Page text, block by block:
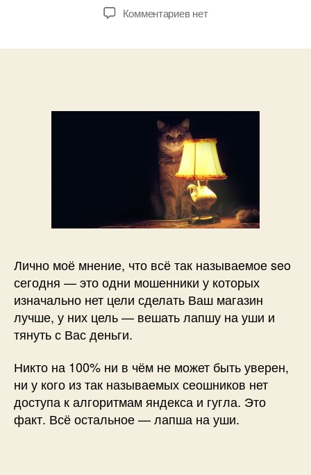
Комментариевк
в
современном
виде
—
это
зло?!
нет
Лично моё мнение, что всё так называемое seo
сегодня — это одни мошенники у которых
изначально нет цели сделать Ваш магазин
лучше, у них цель — вешать лапшу на уши и
тянуть с Вас деньги.
Никто на 100% ни в чём не может быть уверен,
ни у кого из так называемых сеошников нет
доступа к алгоритмам яндекса и гугла. Это
факт. Всё остальное — лапша на уши.